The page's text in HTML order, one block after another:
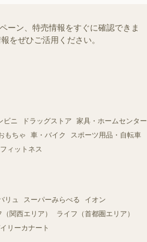
ーン、特売情報をすぐに確認できま
をぜひご活用ください。
ビニ ドラッグストア
家具・ホームセンター
もちゃ 車・バイク
スポーツ用品・自転車
ィットネス
リュ スーパーみらべる
イオン
関西エリア）
ライフ（首都圏エリア）
リーカナート